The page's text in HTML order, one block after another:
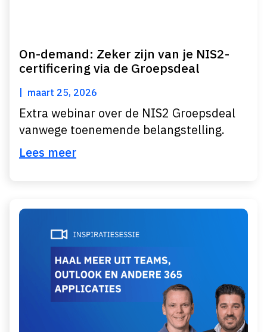
On-demand: Zeker zijn van je NIS2-
certificering via de Groepsdeal
maart 25, 2026
Extra webinar over de NIS2 Groepsdeal
vanwege toenemende belangstelling.
Lees meer